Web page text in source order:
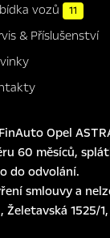
vozů 11
& Příslušenství
Opel
60 měsíců,
do odvolání.
smlouvy a
1525/